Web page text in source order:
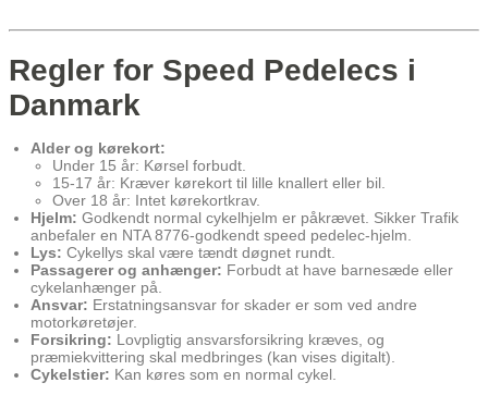
Regler for Speed Pedelecs i
Danmark
Alder og kørekort:
Under 15 år: Kørsel forbudt.
15-17 år: Kræver kørekort til lille knallert eller bil.
Over 18 år: Intet kørekortkrav.
Hjelm: Godkendt normal cykelhjelm er påkrævet. Sikker Trafik
anbefaler en NTA 8776-godkendt speed pedelec-hjelm.
Lys: Cykellys skal være tændt døgnet rundt.
Passagerer og anhænger: Forbudt at have barnesæde eller
cykelanhænger på.
Ansvar: Erstatningsansvar for skader er som ved andre
motorkøretøjer.
Forsikring: Lovpligtig ansvarsforsikring kræves, og
præmiekvittering skal medbringes (kan vises digitalt).
Cykelstier: Kan køres som en normal cykel.